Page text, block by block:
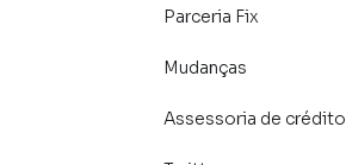
Parceria Fix
Mudanças
Assessoria de crédito